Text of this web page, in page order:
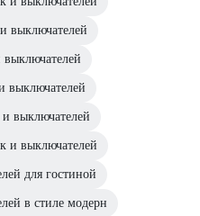
выключателей
выключателей
выключателей
и выключателей
для гостиной
в стиле модерн